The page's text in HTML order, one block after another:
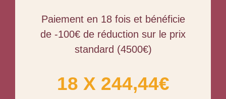
Paiement en 18 fois et bénéficie
de -100€ de réduction sur le prix
standard (4500€)
18 X 244,44€